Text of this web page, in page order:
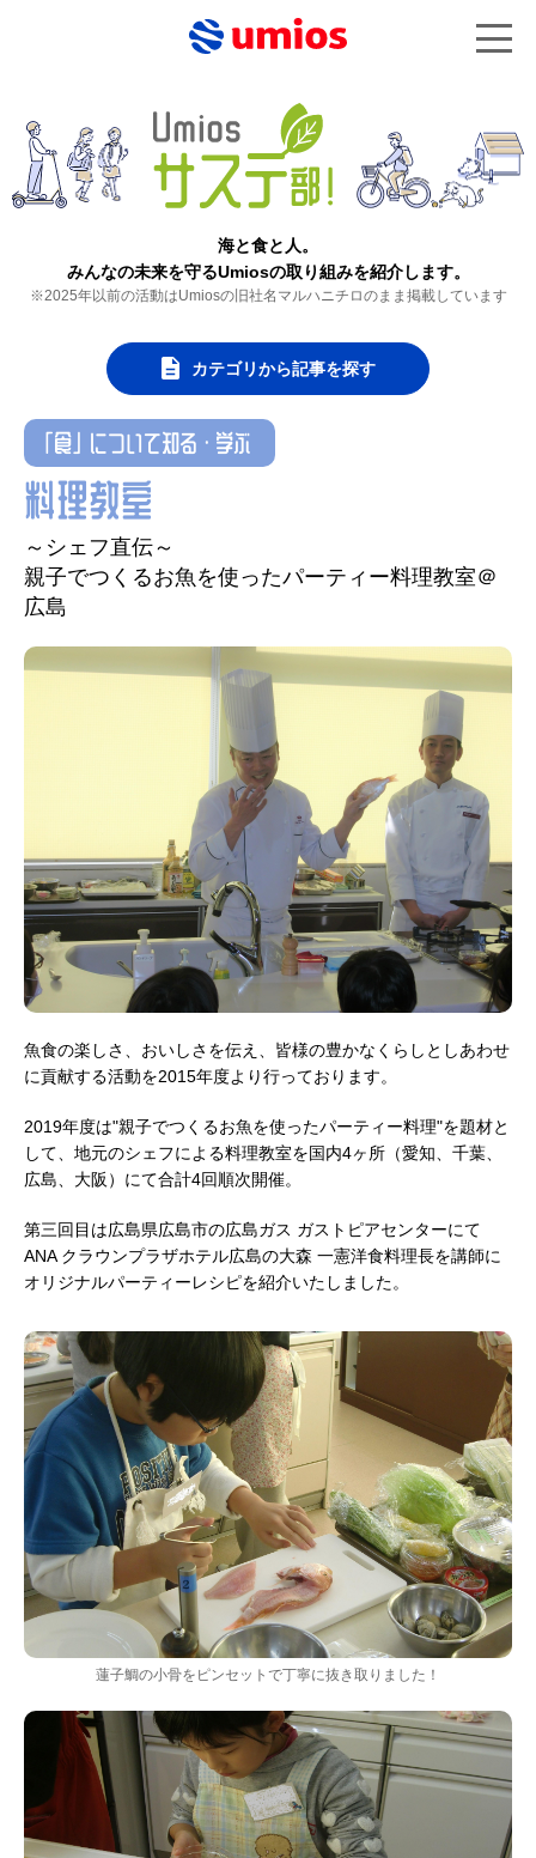
海と食と人。
みんなの未来を守るUmiosの取り組みを紹介します。
※2025年以前の活動はUmiosの旧社名マルハニチロのまま掲載しています
カテゴリから記事を探す
「食」について知る・学ぶ
料理教室
～シェフ直伝～
親子でつくるお魚を使ったパーティー料理教室＠
広島
魚食の楽しさ、おいしさを伝え、皆様の豊かなくらしとしあわせ
に貢献する活動を2015年度より行っております。
2019年度は"親子でつくるお魚を使ったパーティー料理"を題材と
して、地元のシェフによる料理教室を国内4ヶ所（愛知、千葉、
広島、大阪）にて合計4回順次開催。
第三回目は広島県広島市の広島ガス ガストピアセンターにて
ANA クラウンプラザホテル広島の大森 一憲洋食料理長を講師に
オリジナルパーティーレシピを紹介いたしました。
蓮子鯛の小骨をピンセットで丁寧に抜き取りました！